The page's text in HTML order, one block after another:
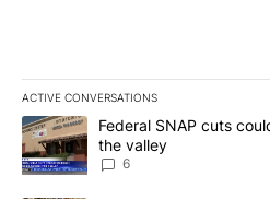
ACTIVE CONVERSATIONS
The following is a list of the most
A trending article titled "Federal
Federal SNAP cuts
the valley
6